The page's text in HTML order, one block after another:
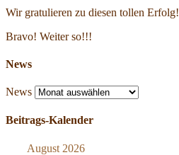
Wir gratulieren zu diesen tollen Erfolg!
Bravo! Weiter so!!!
News
News
Beitrags-Kalender
August 2026